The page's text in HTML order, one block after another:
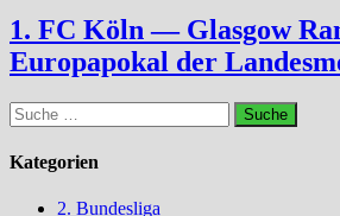
1. FC Köln — Glasgow
Europapokal der
Suche
nach:
Kategorien
2. Bundesliga